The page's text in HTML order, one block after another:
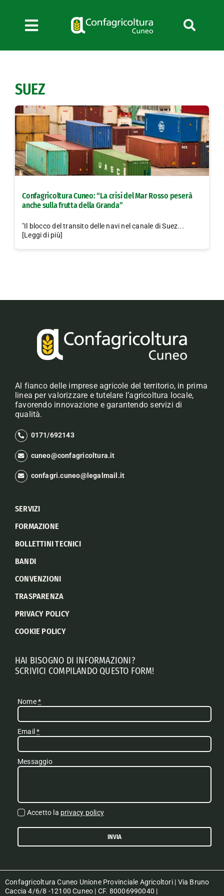
contenuto
Toggle
Navigation
News
Bandi
Formazione
Convenzioni
L’Agricoltore cuneese
Lavora con noi
SUEZ
Confagricoltura Cuneo: “La crisi del Mar Rosso peserà
anche sulla frutta della Granda”
"Il blocco del transito delle navi nel canale di Suez...
[Leggi di più]
Al fianco delle imprese agricole del territorio, in prima
linea per valorizzare e tutelare l’agricoltura locale,
favorendo innovazione e garantendo servizi di
qualità.
0171/692143
cuneo@confagricoltura.it
confagri.cuneo@legalmail.it
SERVIZI
FORMAZIONE
BOLLETTINI TECNICI
BANDI
CONVENZIONI
TRASPARENZA
PRIVACY POLICY
COOKIE POLICY
HAI BISOGNO DI INFORMAZIONI?
SCRIVICI COMPILANDO QUESTO FORM!
Nome*
Email*
Messaggio
Accetto la privacy policy
INVIA
Confagricoltura Cuneo Unione Provinciale Agricoltori | Via Bruno
Caccia 4/6/8 -12100 Cuneo | CF. 80006990040 |